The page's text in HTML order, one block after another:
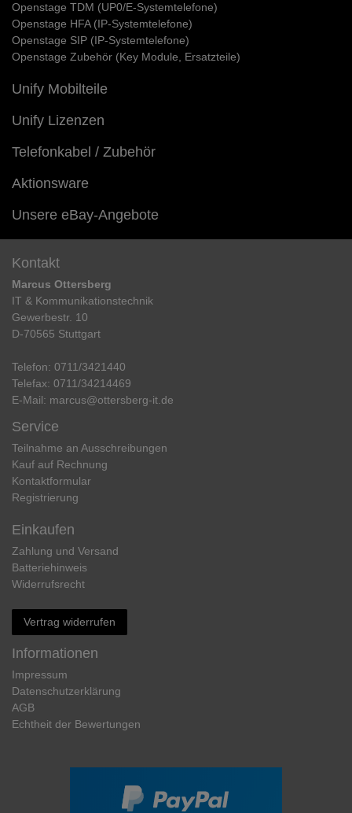
Openstage TDM (UP0/E-Systemtelefone)
Openstage HFA (IP-Systemtelefone)
Openstage SIP (IP-Systemtelefone)
Openstage Zubehör (Key Module, Ersatzteile)
Unify Mobilteile
Unify Lizenzen
Telefonkabel / Zubehör
Aktionsware
Unsere eBay-Angebote
Kontakt
Marcus Ottersberg
IT & Kommunikationstechnik
Gewerbestr. 10
D-70565 Stuttgart
Telefon: 0711/3421440
Telefax: 0711/34214469
E-Mail: marcus@ottersberg-it.de
Service
Teilnahme an Ausschreibungen
Kauf auf Rechnung
Kontaktformular
Registrierung
Einkaufen
Zahlung und Versand
Batteriehinweis
Widerrufs­recht
Vertrag widerrufen
Informationen
Impressum
Daten­schutz­erklärung
AGB
Echtheit der Bewertungen